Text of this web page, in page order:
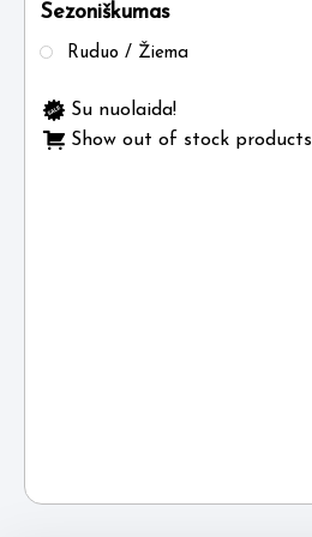
Sezoniškumas
Ruduo / Žiema
Su nuolaida!
Show out of stock products